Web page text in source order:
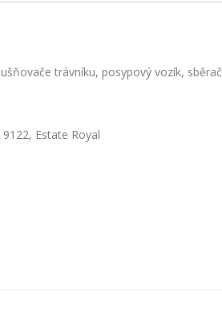
trávníku, posypový vozík, sběrač
Estate Royal